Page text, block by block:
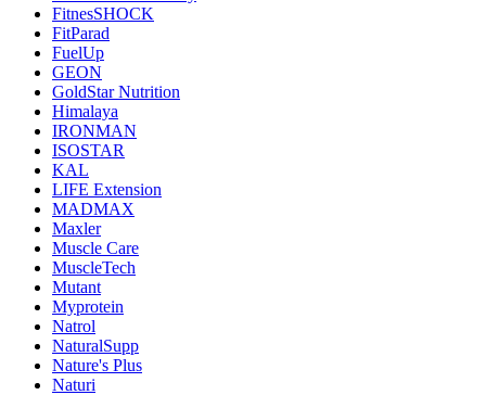
FitnesSHOCK
FitParad
FuelUp
GEON
GoldStar Nutrition
Himalaya
IRONMAN
ISOSTAR
KAL
LIFE Extension
MADMAX
Maxler
Muscle Care
MuscleTech
Mutant
Myprotein
Natrol
NaturalSupp
Nature's Plus
Naturi